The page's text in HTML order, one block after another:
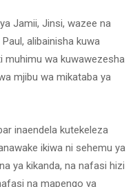
Jamii, Jinsi, wazee na
alibainisha kuwa
muhimu wa kuwawezesha
mjibu wa mikataba ya
inaendela kutekeleza
ikiwa ni sehemu ya
ya kikanda, na nafasi hizi
na mapengo ya